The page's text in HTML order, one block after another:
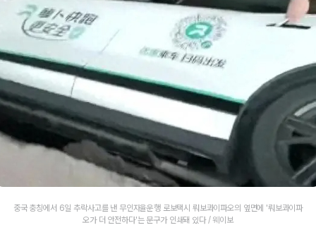
중국 충칭에서 6일 추락사고를 낸 무인자율운행 로보택시 뤄보콰이파오의 옆면에 '뤄보콰이파
오가 더 안전하다'는 문구가 인쇄돼 있다 / 웨이보